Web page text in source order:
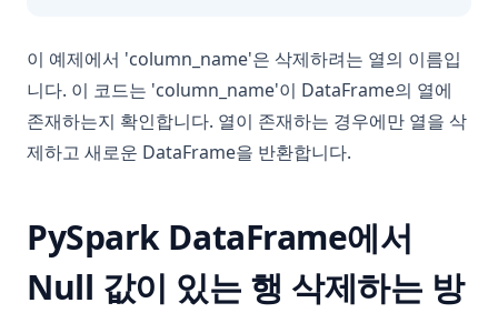
이 예제에서 'column_name'은 삭제하려는 열의 이름입
니다. 이 코드는 'column_name'이 DataFrame의 열에
존재하는지 확인합니다. 열이 존재하는 경우에만 열을 삭
제하고 새로운 DataFrame을 반환합니다.
PySpark DataFrame에서
Null 값이 있는 행 삭제하는 방